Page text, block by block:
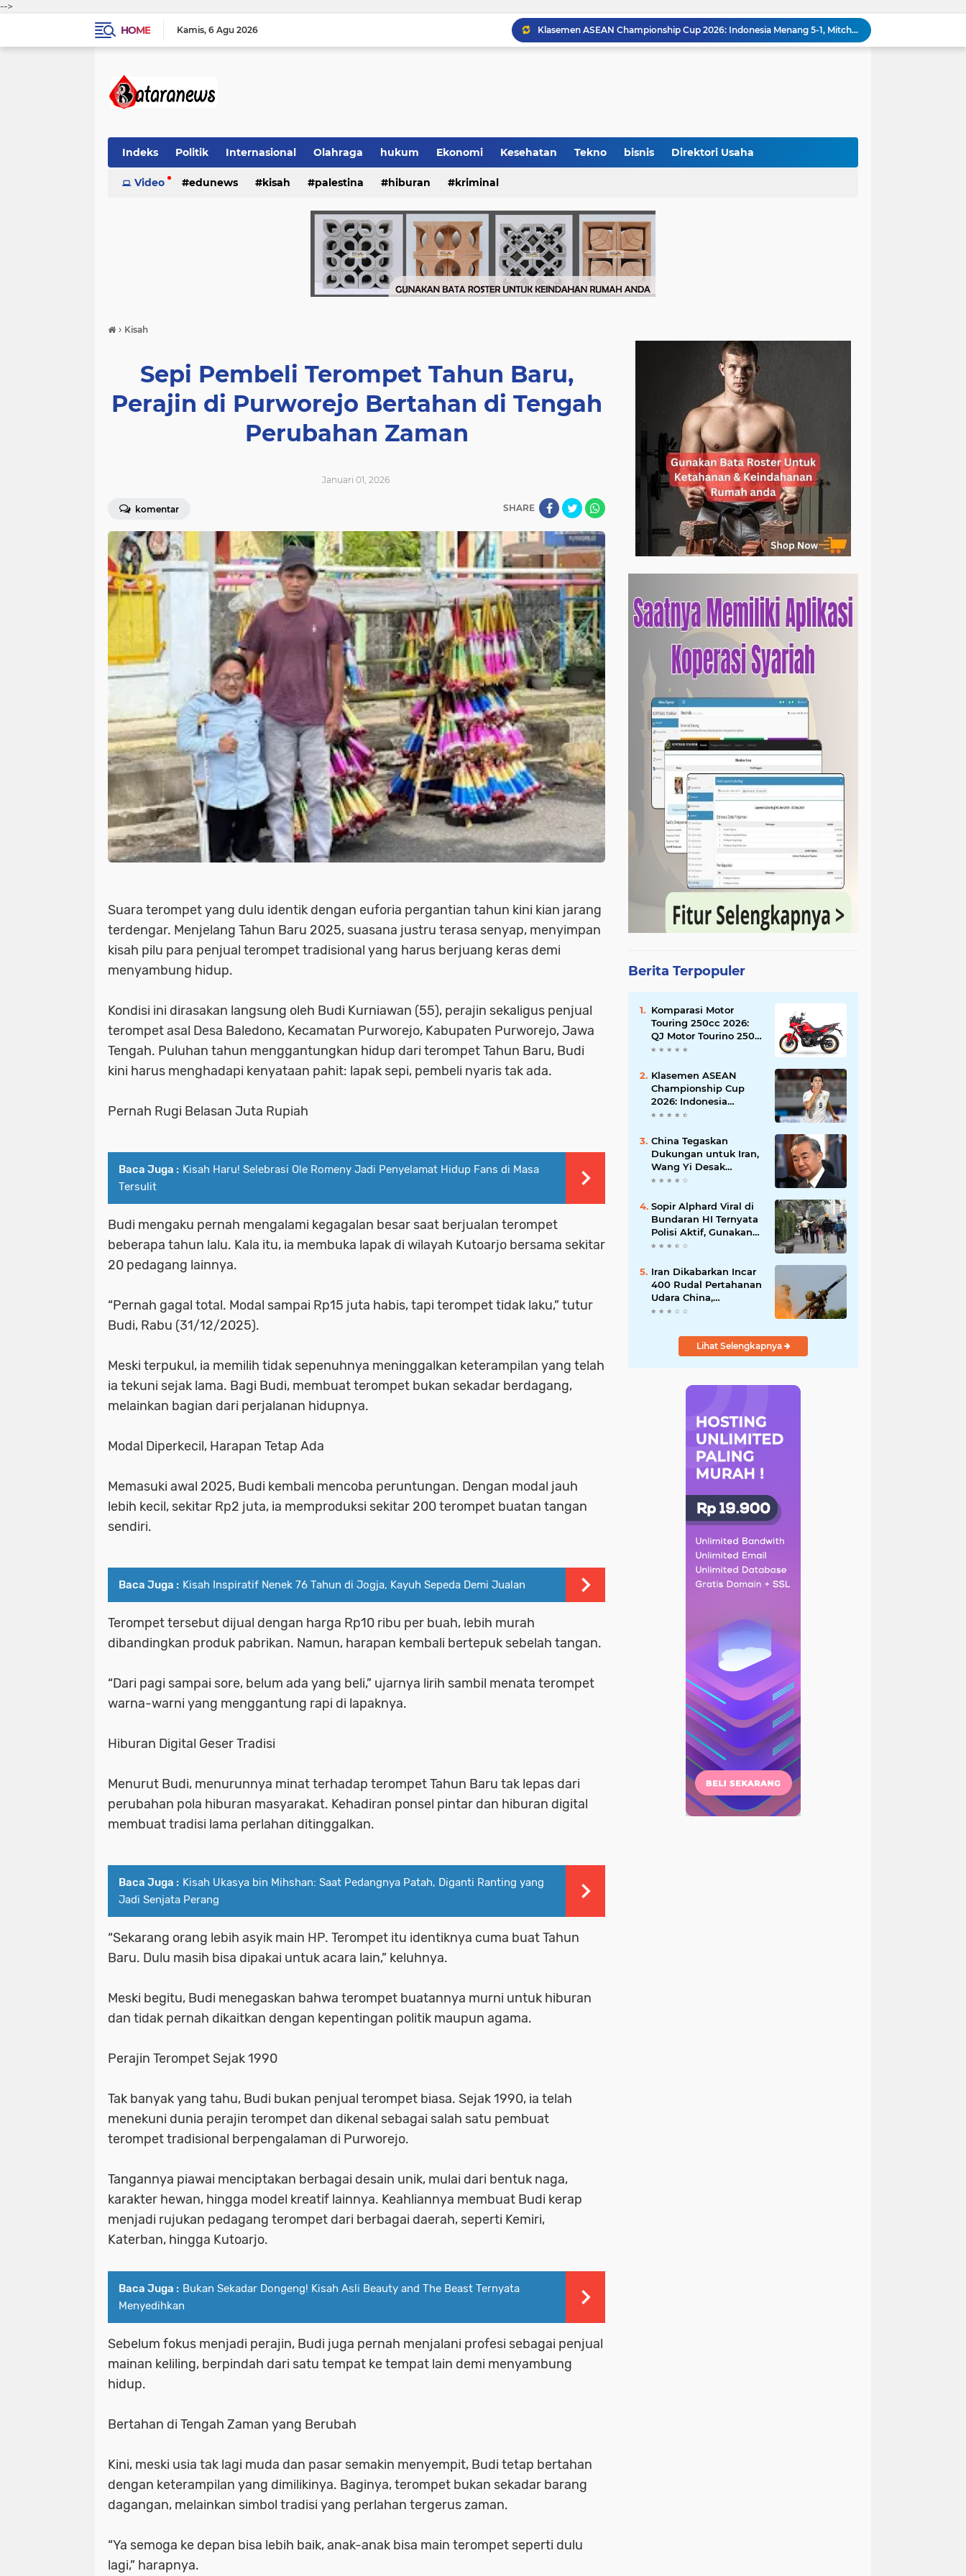
-->
HOME
Kamis 6 Agu 2026
Klasemen ASEAN Championship Cup 2026: Indonesia Menang 5-1, Mitchell Baker Hattrick dan Puncaki Top Skor
Polda Metro Jaya Sebut Tuntutan Ganti Rugi Rp206 Juta Roy Suryo Tak Logis, Ini Alasannya
Bank Dunia: 48 Persen UMKM Batasi Penggunaan QRIS karena Khawatir Dipantau Pajak
Indeks Politik Internasional Olahraga hukum Ekonomi Kesehatan Tekno bisnis Direktori Usaha
Video edunews kisah palestina hiburan kriminal
› Kisah
Sepi Pembeli Terompet Tahun Baru,
Perajin di Purworejo Bertahan di Tengah
Perubahan Zaman
Januari 01, 2026
komentar SHARE
Suara terompet yang dulu identik dengan euforia pergantian tahun kini kian jarang
terdengar. Menjelang Tahun Baru 2025, suasana justru terasa senyap, menyimpan
kisah pilu para penjual terompet tradisional yang harus berjuang keras demi
menyambung hidup.
Kondisi ini dirasakan langsung oleh Budi Kurniawan (55), perajin sekaligus penjual
terompet asal Desa Baledono, Kecamatan Purworejo, Kabupaten Purworejo, Jawa
Tengah. Puluhan tahun menggantungkan hidup dari terompet Tahun Baru, Budi
kini harus menghadapi kenyataan pahit: lapak sepi, pembeli nyaris tak ada.
Pernah Rugi Belasan Juta Rupiah
Baca Juga : Kisah Haru! Selebrasi Ole Romeny Jadi Penyelamat Hidup Fans di Masa
Tersulit
Budi mengaku pernah mengalami kegagalan besar saat berjualan terompet
beberapa tahun lalu. Kala itu, ia membuka lapak di wilayah Kutoarjo bersama sekitar
20 pedagang lainnya.
“Pernah gagal total. Modal sampai Rp15 juta habis, tapi terompet tidak laku,” tutur
Budi, Rabu (31/12/2025).
Meski terpukul, ia memilih tidak sepenuhnya meninggalkan keterampilan yang telah
ia tekuni sejak lama. Bagi Budi, membuat terompet bukan sekadar berdagang,
melainkan bagian dari perjalanan hidupnya.
Modal Diperkecil, Harapan Tetap Ada
Memasuki awal 2025, Budi kembali mencoba peruntungan. Dengan modal jauh
lebih kecil, sekitar Rp2 juta, ia memproduksi sekitar 200 terompet buatan tangan
sendiri.
Baca Juga : Kisah Inspiratif Nenek 76 Tahun di Jogja, Kayuh Sepeda Demi Jualan
Terompet tersebut dijual dengan harga Rp10 ribu per buah, lebih murah
dibandingkan produk pabrikan. Namun, harapan kembali bertepuk sebelah tangan.
“Dari pagi sampai sore, belum ada yang beli,” ujarnya lirih sambil menata terompet
warna-warni yang menggantung rapi di lapaknya.
Hiburan Digital Geser Tradisi
Menurut Budi, menurunnya minat terhadap terompet Tahun Baru tak lepas dari
perubahan pola hiburan masyarakat. Kehadiran ponsel pintar dan hiburan digital
membuat tradisi lama perlahan ditinggalkan.
Baca Juga : Kisah Ukasya bin Mihshan: Saat Pedangnya Patah, Diganti Ranting yang
Jadi Senjata Perang
“Sekarang orang lebih asyik main HP. Terompet itu identiknya cuma buat Tahun
Baru. Dulu masih bisa dipakai untuk acara lain,” keluhnya.
Meski begitu, Budi menegaskan bahwa terompet buatannya murni untuk hiburan
dan tidak pernah dikaitkan dengan kepentingan politik maupun agama.
Perajin Terompet Sejak 1990
Tak banyak yang tahu, Budi bukan penjual terompet biasa. Sejak 1990, ia telah
menekuni dunia perajin terompet dan dikenal sebagai salah satu pembuat
terompet tradisional berpengalaman di Purworejo.
Tangannya piawai menciptakan berbagai desain unik, mulai dari bentuk naga,
karakter hewan, hingga model kreatif lainnya. Keahliannya membuat Budi kerap
menjadi rujukan pedagang terompet dari berbagai daerah, seperti Kemiri,
Katerban, hingga Kutoarjo.
Baca Juga : Bukan Sekadar Dongeng! Kisah Asli Beauty and The Beast Ternyata
Menyedihkan
Sebelum fokus menjadi perajin, Budi juga pernah menjalani profesi sebagai penjual
mainan keliling, berpindah dari satu tempat ke tempat lain demi menyambung
hidup.
Bertahan di Tengah Zaman yang Berubah
Kini, meski usia tak lagi muda dan pasar semakin menyempit, Budi tetap bertahan
dengan keterampilan yang dimilikinya. Baginya, terompet bukan sekadar barang
dagangan, melainkan simbol tradisi yang perlahan tergerus zaman.
“Ya semoga ke depan bisa lebih baik, anak-anak bisa main terompet seperti dulu
lagi,” harapnya.
Berita Terpopuler
Komparasi Motor
Touring 250cc 2026:
QJ Motor Tourino 250
DX, Suzuki V-Strom
Versys-X 250?
Klasemen ASEAN
Championship Cup
2026: Indonesia
Menang 5-1, Mitchell
Puncaki Top Skor
China Tegaskan
Dukungan untuk Iran,
Wang Yi Desak
Perdamaian Timur
Ketegangan dengan
AS
Sopir Alphard Viral di
Bundaran HI Ternyata
Polisi Aktif, Gunakan
Pelat Palsu dan Kena
Iran Dikabarkan Incar
400 Rudal Pertahanan
Udara China,
Benarkah? Ini
Lengkapnya
Lihat Selengkapnya